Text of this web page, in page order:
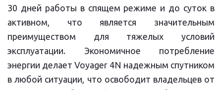
30 дней работы в спящем режиме и до суток в
активном, что является значительным
преимуществом для тяжелых условий
эксплуатации. Экономичное потребление
энергии делает Voyager 4N надежным спутником
в любой ситуации, что освободит владельцев от